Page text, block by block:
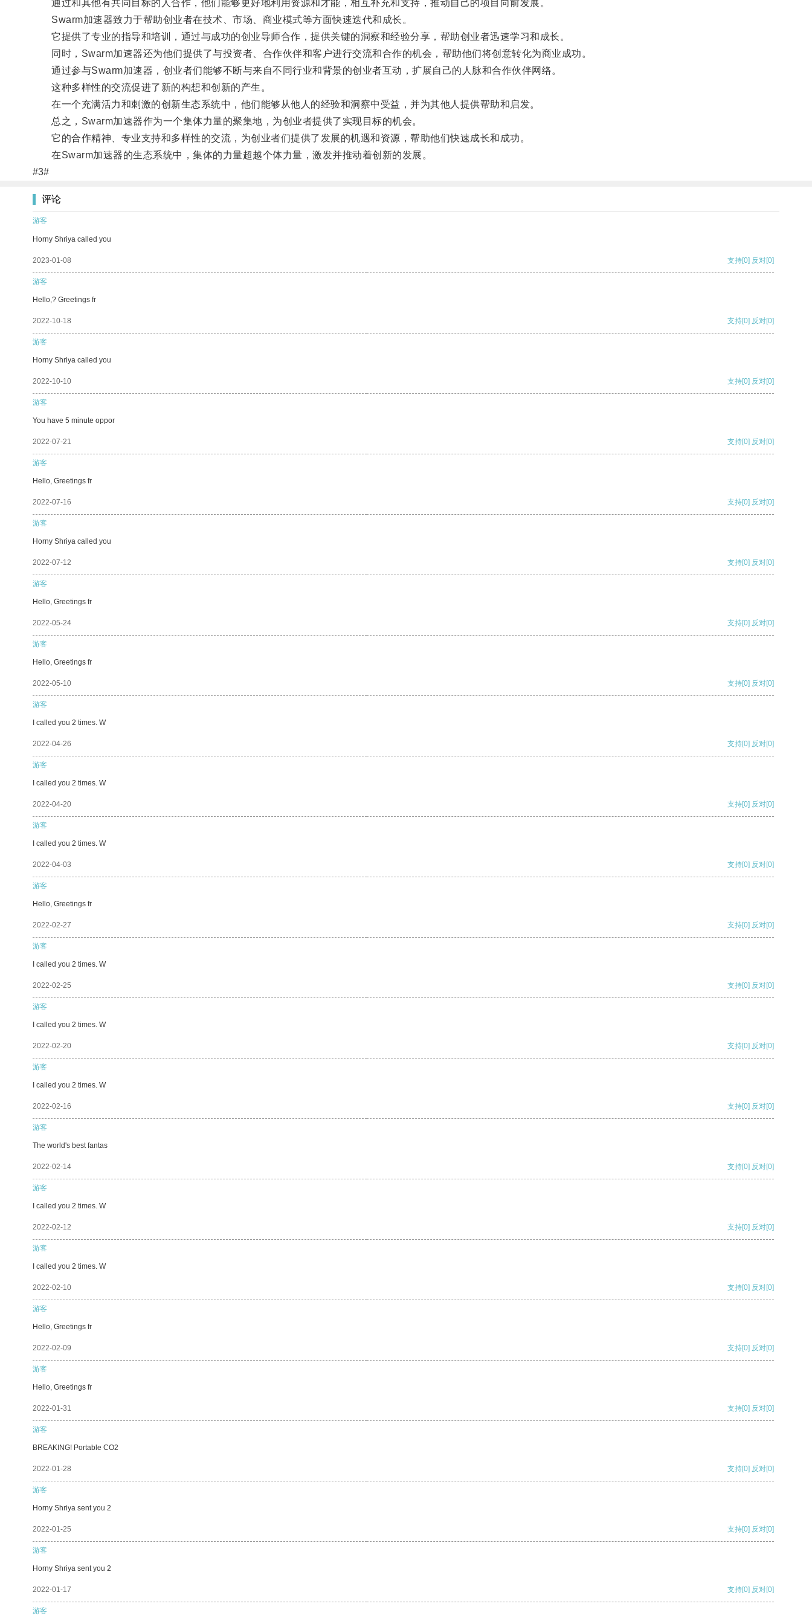
通过和其他有共同目标的人合作，他们能够更好地利用资源和才能，相互补充和支持，推动自己的项目向前发展。
Swarm加速器致力于帮助创业者在技术、市场、商业模式等方面快速迭代和成长。
它提供了专业的指导和培训，通过与成功的创业导师合作，提供关键的洞察和经验分享，帮助创业者迅速学习和成长。
同时，Swarm加速器还为他们提供了与投资者、合作伙伴和客户进行交流和合作的机会，帮助他们将创意转化为商业成功。
通过参与Swarm加速器，创业者们能够不断与来自不同行业和背景的创业者互动，扩展自己的人脉和合作伙伴网络。
这种多样性的交流促进了新的构想和创新的产生。
在一个充满活力和刺激的创新生态系统中，他们能够从他人的经验和洞察中受益，并为其他人提供帮助和启发。
总之，Swarm加速器作为一个集体力量的聚集地，为创业者提供了实现目标的机会。
它的合作精神、专业支持和多样性的交流，为创业者们提供了发展的机遇和资源，帮助他们快速成长和成功。
在Swarm加速器的生态系统中，集体的力量超越个体力量，激发并推动着创新的发展。
#3#
评论
游客
Horny Shriya called you
2023-01-08 支持[0] 反对[0]
游客
Hello,? Greetings fr
2022-10-18 支持[0] 反对[0]
游客
Horny Shriya called you
2022-10-10 支持[0] 反对[0]
游客
You have 5 minute oppor
2022-07-21 支持[0] 反对[0]
游客
Hello, Greetings fr
2022-07-16 支持[0] 反对[0]
游客
Horny Shriya called you
2022-07-12 支持[0] 反对[0]
游客
Hello, Greetings fr
2022-05-24 支持[0] 反对[0]
游客
Hello, Greetings fr
2022-05-10 支持[0] 反对[0]
游客
I called you 2 times. W
2022-04-26 支持[0] 反对[0]
游客
I called you 2 times. W
2022-04-20 支持[0] 反对[0]
游客
I called you 2 times. W
2022-04-03 支持[0] 反对[0]
游客
Hello, Greetings fr
2022-02-27 支持[0] 反对[0]
游客
I called you 2 times. W
2022-02-25 支持[0] 反对[0]
游客
I called you 2 times. W
2022-02-20 支持[0] 反对[0]
游客
I called you 2 times. W
2022-02-16 支持[0] 反对[0]
游客
The world's best fantas
2022-02-14 支持[0] 反对[0]
游客
I called you 2 times. W
2022-02-12 支持[0] 反对[0]
游客
I called you 2 times. W
2022-02-10 支持[0] 反对[0]
游客
Hello, Greetings fr
2022-02-09 支持[0] 反对[0]
游客
Hello, Greetings fr
2022-01-31 支持[0] 反对[0]
游客
BREAKING! Portable CO2
2022-01-28 支持[0] 反对[0]
游客
Horny Shriya sent you 2
2022-01-25 支持[0] 反对[0]
游客
Horny Shriya sent you 2
2022-01-17 支持[0] 反对[0]
游客